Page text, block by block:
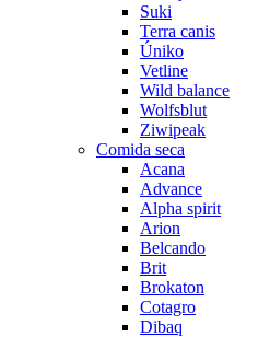
Suki
Terra canis
Úniko
Vetline
Wild balance
Wolfsblut
Ziwipeak
Comida seca
Acana
Advance
Alpha spirit
Arion
Belcando
Brit
Brokaton
Cotagro
Dibaq